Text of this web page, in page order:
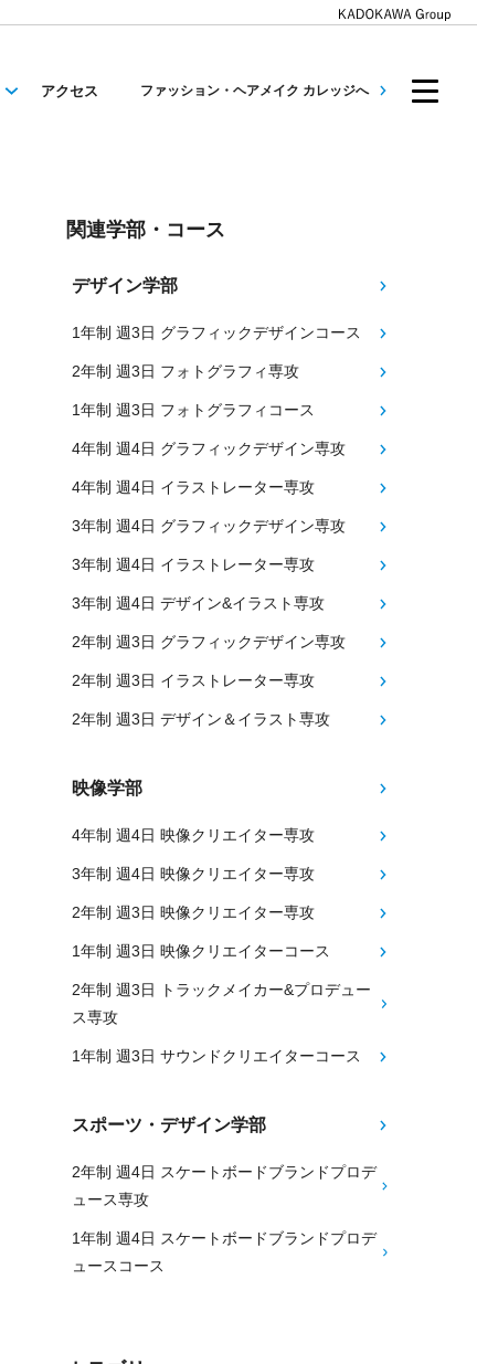
アクセス ファッション・ヘアメイク カレッジへ
関連学部・コース
デザイン学部
1年制 週3日 グラフィックデザインコース
2年制 週3日 フォトグラフィ専攻
1年制 週3日 フォトグラフィコース
4年制 週4日 グラフィックデザイン専攻
4年制 週4日 イラストレーター専攻
3年制 週4日 グラフィックデザイン専攻
3年制 週4日 イラストレーター専攻
3年制 週4日 デザイン&イラスト専攻
2年制 週3日 グラフィックデザイン専攻
2年制 週3日 イラストレーター専攻
2年制 週3日 デザイン＆イラスト専攻
映像学部
4年制 週4日 映像クリエイター専攻
3年制 週4日 映像クリエイター専攻
2年制 週3日 映像クリエイター専攻
1年制 週3日 映像クリエイターコース
2年制 週3日 トラックメイカー&プロデュー
ス専攻
1年制 週3日 サウンドクリエイターコース
スポーツ・デザイン学部
2年制 週4日 スケートボードブランドプロデ
ュース専攻
1年制 週4日 スケートボードブランドプロデ
ュースコース